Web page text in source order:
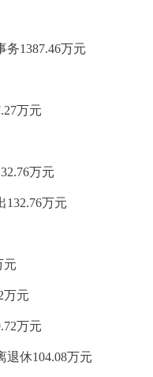
务1387.46万元
万元
万元
132.76万元
元
万元
万元
退休104.08万元